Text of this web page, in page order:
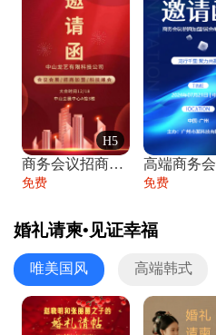
H5
商务会议招商展会科技峰会邀请函年会邀请
免费 免费
婚礼请柬•见证幸福
唯美国风 高端韩式